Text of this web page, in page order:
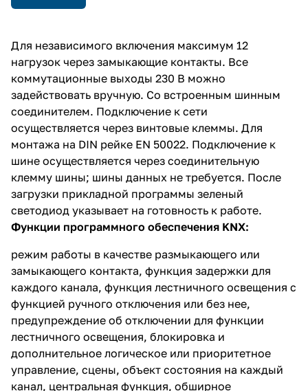
Для независимого включения максимум 12
нагрузок через замыкающие контакты. Все
коммутационные выходы 230 В можно
задействовать вручную. Со встроенным шинным
соединителем. Подключение к сети
осуществляется через винтовые клеммы. Для
монтажа на DIN рейке EN 50022. Подключение к
шине осуществляется через соединительную
клемму шины; шины данных не требуется. После
загрузки прикладной программы зеленый
светодиод указывает на готовность к работе.
Функции программного обеспечения KNX:
режим работы в качестве размыкающего или
замыкающего контакта, функция задержки для
каждого канала, функция лестничного освещения с
функцией ручного отключения или без нее,
предупреждение об отключении для функции
лестничного освещения, блокировка и
дополнительное логическое или приоритетное
управление, сцены, объект состояния на каждый
канал, центральная функция, обширное